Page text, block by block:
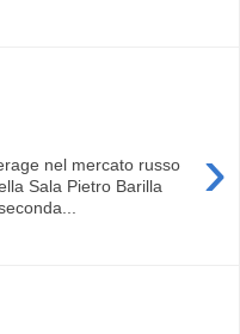
›
nel mercato russo
Sala Pietro Barilla